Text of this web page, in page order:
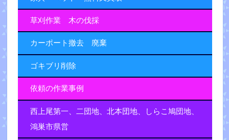
草刈作業 木の伐採
カーポート撤去 廃棄
ゴキブリ削除
依頼の作業事例
西上尾第一、二団地、北本団地、しらこ鳩団地、
鴻巣市県営